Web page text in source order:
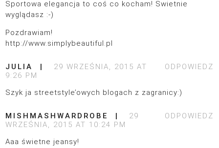
Sportowa elegancja to coś co kocham! Swietnie
wyglądasz :-)
Pozdrawiam!
http://www.simplybeautiful.pl
ODPOWIEDZ
JULIA
29 WRZEŚNIA, 2015 AT
9:26 PM
Szyk ja streetstyle’owych blogach z zagranicy:)
ODPOWIEDZ
MISHMASHWARDROBE
29
WRZEŚNIA, 2015 AT 10:24 PM
Aaa świetne jeansy!